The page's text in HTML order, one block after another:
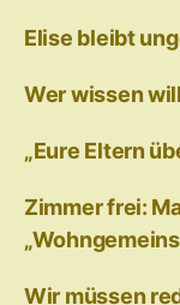
Elise bleibt
Wer wissen
„Eure Eltern
Zimmer frei:
Wir müssen